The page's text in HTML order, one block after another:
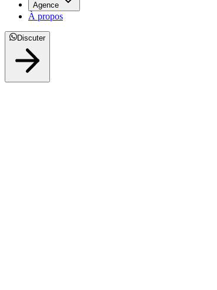
Agence
À propos
Discuter